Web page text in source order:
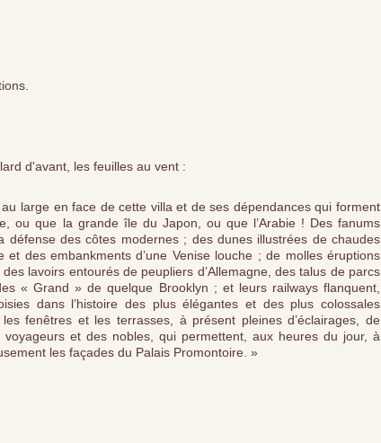
d'avant, les feuilles au vent :
large en face de cette villa et de ses dépendances qui forment
ou que la grande île du Japon, ou que l’Arabie ! Des fanums
défense des côtes modernes ; des dunes illustrées de chaudes
des embankments d’une Venise louche ; de molles éruptions
lavoirs entourés de peupliers d’Allemagne, des talus de parcs
« Grand » de quelque Brooklyn ; et leurs railways flanquent,
dans l’histoire des plus élégantes et des plus colossales
fenêtres et les terrasses, à présent pleines d’éclairages, de
et des nobles, qui permettent, aux heures du jour, à
les façades du Palais Promontoire. »